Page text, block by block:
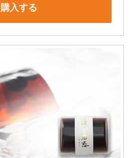
購入する